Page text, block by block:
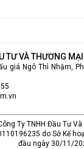
TƯ VÀ THƯƠNG
giá Ngô Thì Nhậm,
Ty TNHH Đầu Tư
do Sở Kế
đầu ngày 30/11/